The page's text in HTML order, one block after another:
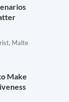
Malte
Make